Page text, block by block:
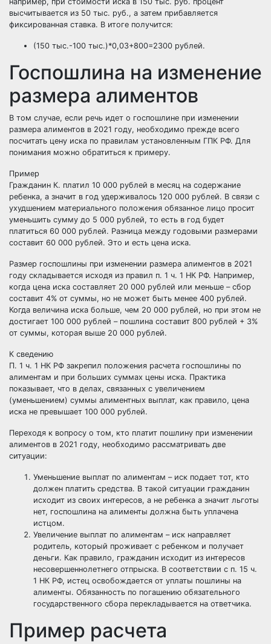
высчитывается из 50 тыс. руб., а затем прибавляется
фиксированная ставка. В итоге получится:
(150 тыс.-100 тыс.)*0,03+800=2300 рублей.
Госпошлина на изменение
размера алиментов
В том случае, если речь идет о госпошлине при изменении
размера алиментов в 2021 году, необходимо прежде всего
посчитать цену иска по правилам установленным ГПК РФ. Для
понимания можно обратиться к примеру.
Пример
Гражданин К. платил 10 000 рублей в месяц на содержание
ребенка, а значит в год удерживалось 120 000 рублей. В связи с
ухудшением материального положения обязанное лицо просит
уменьшить сумму до 5 000 рублей, то есть в год будет
платиться 60 000 рублей. Разница между годовыми размерами
составит 60 000 рублей. Это и есть цена иска.
Размер госпошлины при изменении размера алиментов в 2021
году складывается исходя из правил п. 1 ч. 1 НК РФ. Например,
когда цена иска составляет 20 000 рублей или меньше – сбор
составит 4% от суммы, но не может быть менее 400 рублей.
Когда величина иска больше, чем 20 000 рублей, но при этом не
достигает 100 000 рублей – пошлина составит 800 рублей + 3%
от суммы, которая выше 20 000 рублей.
К сведению
П. 1 ч. 1 НК РФ закрепил положения расчета госпошлины по
алиментам и при больших суммах цены иска. Практика
показывает, что в делах, связанных с увеличением
(уменьшением) суммы алиментных выплат, как правило, цена
иска не превышает 100 000 рублей.
Переходя к вопросу о том, кто платит пошлину при изменении
алиментов в 2021 году, необходимо рассматривать две
ситуации:
Уменьшение выплат по алиментам – иск подает тот, кто
должен платить средства. В такой ситуации гражданин
исходит из своих интересов, а не ребенка а значит льготы
нет, госпошлина на алименты должна быть уплачена
истцом.
Увеличение выплат по алиментам – иск направляет
родитель, который проживает с ребенком и получает
деньги. Как правило, гражданин исходит из интересов
несовершеннолетнего отпрыска. В соответствии с п. 15 ч.
1 НК РФ, истец освобождается от уплаты пошлины на
алименты. Обязанность по погашению обязательного
государственного сбора перекладывается на ответчика.
Пример расчета